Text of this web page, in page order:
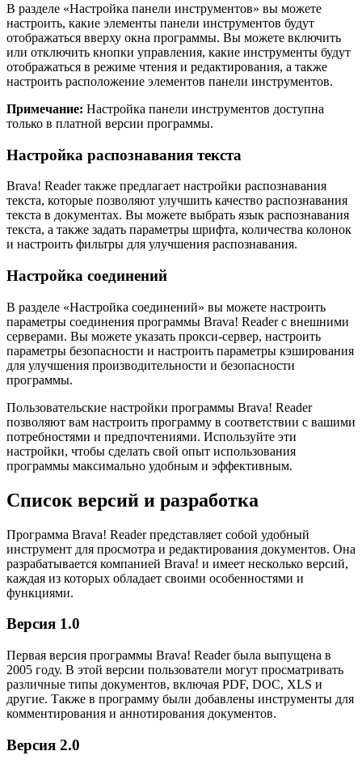
В разделе «Настройка панели инструментов» вы можете
настроить, какие элементы панели инструментов будут
отображаться вверху окна программы. Вы можете включить
или отключить кнопки управления, какие инструменты будут
отображаться в режиме чтения и редактирования, а также
настроить расположение элементов панели инструментов.
Примечание: Настройка панели инструментов доступна
только в платной версии программы.
Настройка распознавания текста
Brava! Reader также предлагает настройки распознавания
текста, которые позволяют улучшить качество распознавания
текста в документах. Вы можете выбрать язык распознавания
текста, а также задать параметры шрифта, количества колонок
и настроить фильтры для улучшения распознавания.
Настройка соединений
В разделе «Настройка соединений» вы можете настроить
параметры соединения программы Brava! Reader с внешними
серверами. Вы можете указать прокси-сервер, настроить
параметры безопасности и настроить параметры кэширования
для улучшения производительности и безопасности
программы.
Пользовательские настройки программы Brava! Reader
позволяют вам настроить программу в соответствии с вашими
потребностями и предпочтениями. Используйте эти
настройки, чтобы сделать свой опыт использования
программы максимально удобным и эффективным.
Список версий и разработка
Программа Brava! Reader представляет собой удобный
инструмент для просмотра и редактирования документов. Она
разрабатывается компанией Brava! и имеет несколько версий,
каждая из которых обладает своими особенностями и
функциями.
Версия 1.0
Первая версия программы Brava! Reader была выпущена в
2005 году. В этой версии пользователи могут просматривать
различные типы документов, включая PDF, DOC, XLS и
другие. Также в программу были добавлены инструменты для
комментирования и аннотирования документов.
Версия 2.0